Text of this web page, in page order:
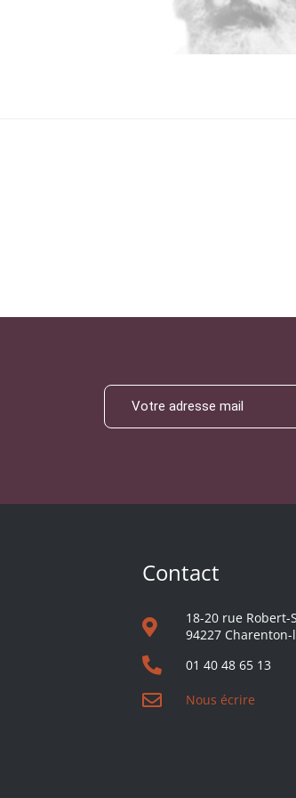
Contact
18-20 rue Robert-
94227 Charenton-
01 40 48 65 13
Nous écrire